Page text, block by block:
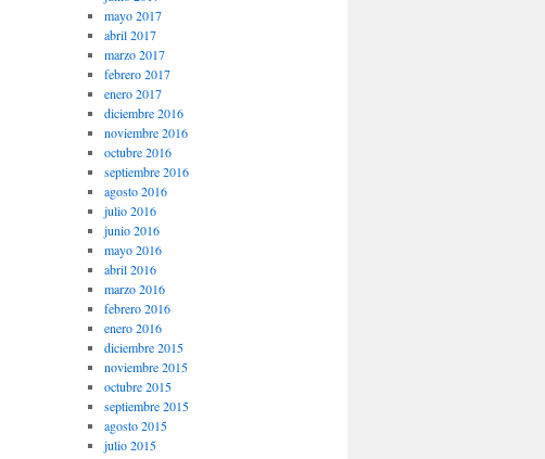
mayo 2017
abril 2017
marzo 2017
febrero 2017
enero 2017
diciembre 2016
noviembre 2016
octubre 2016
septiembre 2016
agosto 2016
julio 2016
junio 2016
mayo 2016
abril 2016
marzo 2016
febrero 2016
enero 2016
diciembre 2015
noviembre 2015
octubre 2015
septiembre 2015
agosto 2015
julio 2015